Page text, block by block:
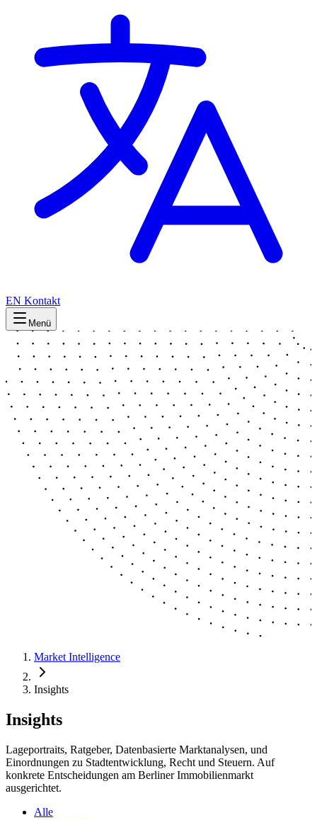
EN Kontakt
Menü
Market Intelligence
Insights
Insights
Lageportraits, Ratgeber, Datenbasierte Marktanalysen, und
Einordnungen zu Stadtentwicklung, Recht und Steuern. Auf
konkrete Entscheidungen am Berliner Immobilienmarkt
ausgerichtet.
Alle